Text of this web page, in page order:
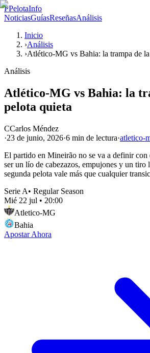
PPelotaInfo
NoticiasGuíasReseñasAnálisis
Inicio
›Análisis
›Atlético-MG vs Bahia: la trampa de
Análisis
Atlético-MG vs Bahia: la
pelota quieta
CCarlos Méndez
·23 de junio, 2026·6 min de lectura·atletico-
El partido en Mineirão no se va a definir con
ser un lío de cabezazos, empujones y un
segunda pelota vale más que cualquier
Serie A• Regular Season
Mié 22 jul • 20:00
Atletico-MG
Bahia
Apostar Ahora